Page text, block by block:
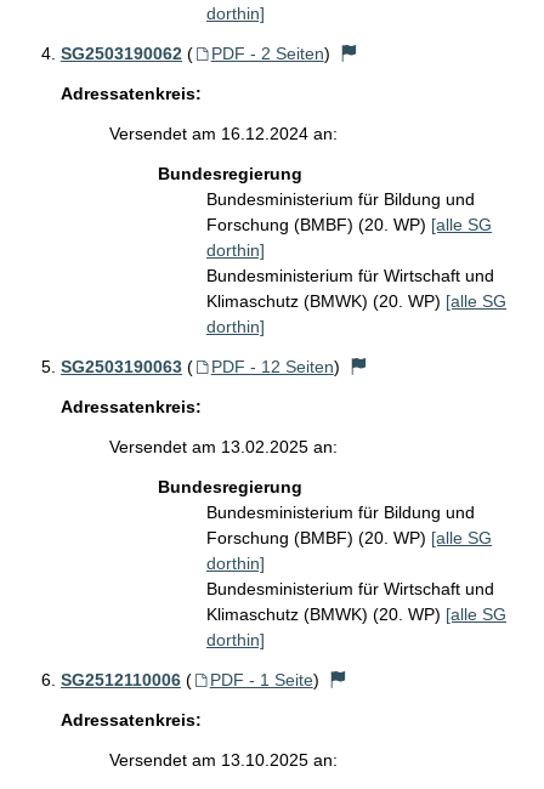
dorthin]
SG2503190062 ( PDF - 2 Seiten)
Adressatenkreis:
Versendet am 16.12.2024 an:
Bundesregierung
Bundesministerium für Bildung und
Forschung (BMBF) (20. WP) [alle SG
dorthin]
Bundesministerium für Wirtschaft und
Klimaschutz (BMWK) (20. WP) [alle SG
dorthin]
SG2503190063 ( PDF - 12 Seiten)
Adressatenkreis:
Versendet am 13.02.2025 an:
Bundesregierung
Bundesministerium für Bildung und
Forschung (BMBF) (20. WP) [alle SG
dorthin]
Bundesministerium für Wirtschaft und
Klimaschutz (BMWK) (20. WP) [alle SG
dorthin]
SG2512110006 ( PDF - 1 Seite)
Adressatenkreis:
Versendet am 13.10.2025 an: